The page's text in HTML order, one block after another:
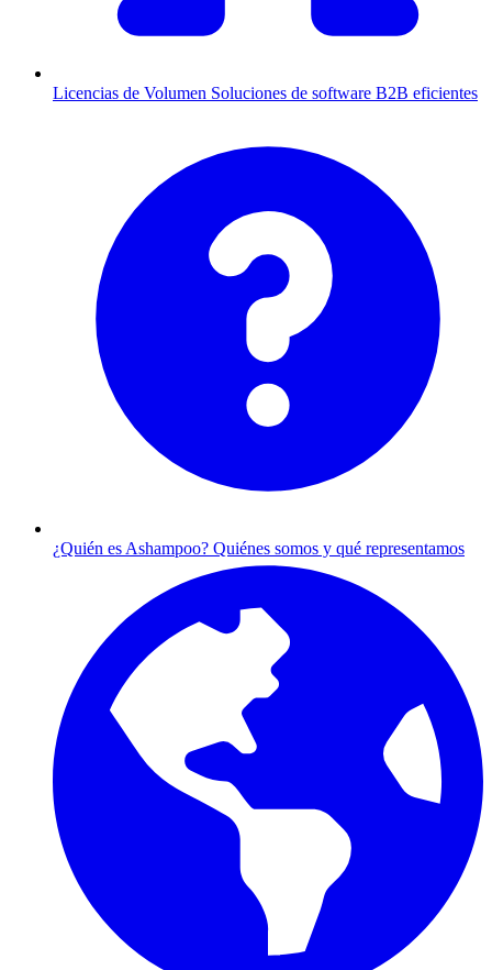
Licencias de Volumen Soluciones de software B2B eficientes
¿Quién es Ashampoo? Quiénes somos y qué representamos